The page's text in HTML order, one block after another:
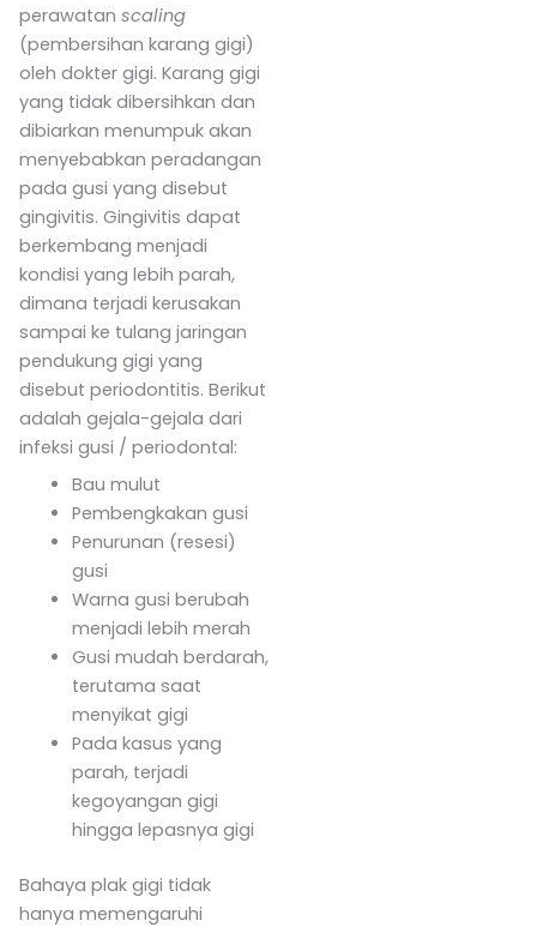
perawatan scaling
(pembersihan karang gigi)
oleh dokter gigi. Karang gigi
yang tidak dibersihkan dan
dibiarkan menumpuk akan
menyebabkan peradangan
pada gusi yang disebut
gingivitis. Gingivitis dapat
berkembang menjadi
kondisi yang lebih parah,
dimana terjadi kerusakan
sampai ke tulang jaringan
pendukung gigi yang
disebut periodontitis. Berikut
adalah gejala-gejala dari
infeksi gusi / periodontal:
Bau mulut
Pembengkakan gusi
Penurunan (resesi)
gusi
Warna gusi berubah
menjadi lebih merah
Gusi mudah berdarah,
terutama saat
menyikat gigi
Pada kasus yang
parah, terjadi
kegoyangan gigi
hingga lepasnya gigi
Bahaya plak gigi tidak
hanya memengaruhi